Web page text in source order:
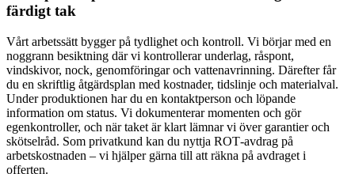
färdigt tak
Vårt arbetssätt bygger på tydlighet och kontroll. Vi börjar med en
noggrann besiktning där vi kontrollerar underlag, råspont,
vindskivor, nock, genomföringar och vattenavrinning. Därefter får
du en skriftlig åtgärdsplan med kostnader, tidslinje och materialval.
Under produktionen har du en kontaktperson och löpande
information om status. Vi dokumenterar momenten och gör
egenkontroller, och när taket är klart lämnar vi över garantier och
skötselråd. Som privatkund kan du nyttja ROT‑avdrag på
arbetskostnaden – vi hjälper gärna till att räkna på avdraget i
offerten.